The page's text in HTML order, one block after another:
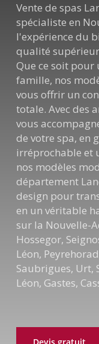
Vente de spas
spécialiste en
l'expérience du
qualité
Que ce soit pour
famille, nos
vous offrir un
totale. Avec des
vous
de votre spa, en
irréprochable et
nos modèles
département
design pour
en un véritable
sur la Nouvelle-
Hossegor,
Léon,
Saubrigues, Urt,
Léon, Gastes,
Devis gratuit